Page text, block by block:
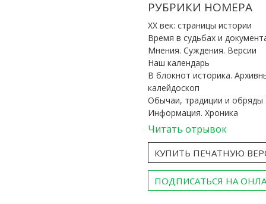
РУБРИКИ НОМЕРА
ХХ век: страницы истории
Время в судьбах и
Мнения. Суждения. Версии
Наш календарь
В блокнот историка.
калейдоскоп
Обычаи, традиции и обряды
Информация. Хроника
Читать отрывок
КУПИТЬ ПЕЧАТНУЮ
ПОДПИСАТЬСЯ НА